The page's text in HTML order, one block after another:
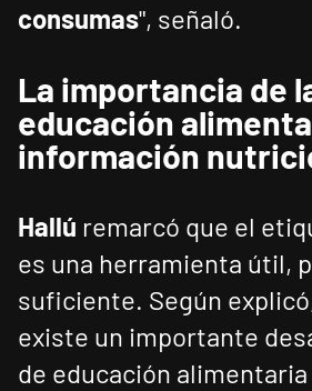
consumas", señaló.
La importancia de
educación
información
Hallú remarcó que el
es una herramienta útil,
suficiente. Según
existe un importante
de educación